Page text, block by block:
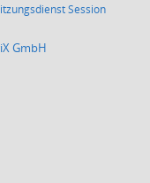
Session(Wird in
GmbH